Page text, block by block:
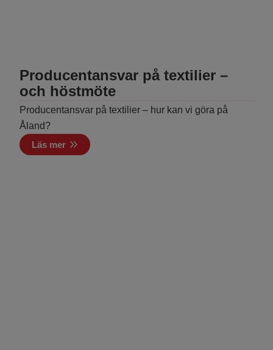
Producentansvar på textilier –
och höstmöte
Producentansvar på textilier – hur kan vi göra på
Åland?
Läs mer